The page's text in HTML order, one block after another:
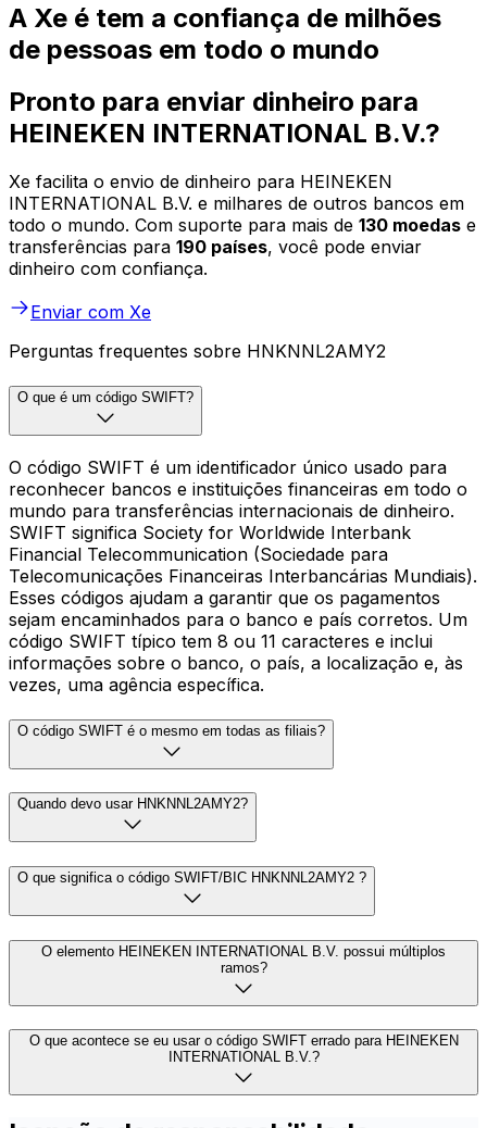
A Xe é tem a confiança de milhões
de pessoas em todo o mundo
Pronto para enviar dinheiro para
HEINEKEN INTERNATIONAL B.V.?
Xe facilita o envio de dinheiro para HEINEKEN
INTERNATIONAL B.V. e milhares de outros bancos em
todo o mundo. Com suporte para mais de 130 moedas e
transferências para 190 países, você pode enviar
dinheiro com confiança.
Enviar com Xe
Perguntas frequentes sobre HNKNNL2AMY2
O que é um código SWIFT?
O código SWIFT é um identificador único usado para
reconhecer bancos e instituições financeiras em todo o
mundo para transferências internacionais de dinheiro.
SWIFT significa Society for Worldwide Interbank
Financial Telecommunication (Sociedade para
Telecomunicações Financeiras Interbancárias Mundiais).
Esses códigos ajudam a garantir que os pagamentos
sejam encaminhados para o banco e país corretos. Um
código SWIFT típico tem 8 ou 11 caracteres e inclui
informações sobre o banco, o país, a localização e, às
vezes, uma agência específica.
O código SWIFT é o mesmo em todas as filiais?
Quando devo usar HNKNNL2AMY2?
O que significa o código SWIFT/BIC HNKNNL2AMY2 ?
O elemento HEINEKEN INTERNATIONAL B.V. possui múltiplos
ramos?
O que acontece se eu usar o código SWIFT errado para HEINEKEN
INTERNATIONAL B.V.?